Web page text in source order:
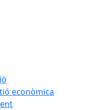
econòmica